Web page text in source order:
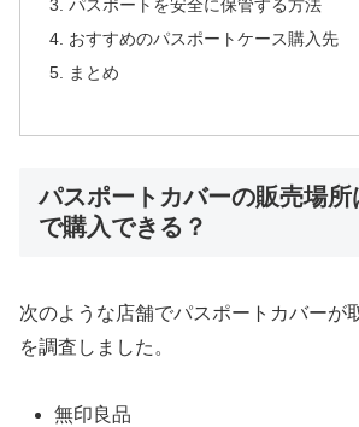
パスポートを安全に保管する方法
おすすめのパスポートケース購入先
まとめ
パスポートカバーの販売場所
で購入できる？
次のような店舗でパスポートカバーが
を調査しました。
無印良品